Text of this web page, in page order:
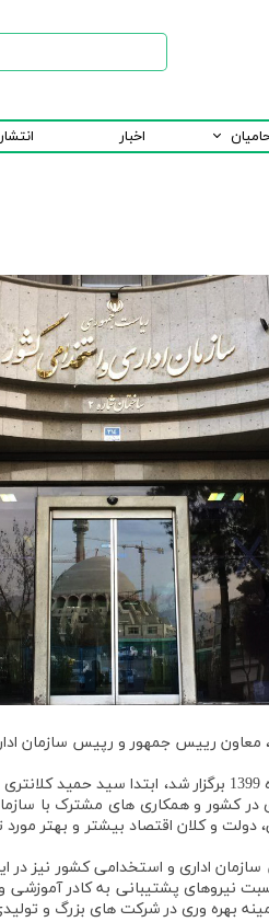
اخبار
معاون رییس جمهور و رپیس سازمان
در این نشست که صبح روز یکشنبه 25 خردادماه 1399
در کشور و همکاری ­های مشترک با
و کلان اقتصاد بیشتر و بهتر مورد
اداری و استخدامی کشور نیز در
نیروهای پشتیبانی به کادر آموزشی
بهره ­وری در شرکت­ های بزرگ و